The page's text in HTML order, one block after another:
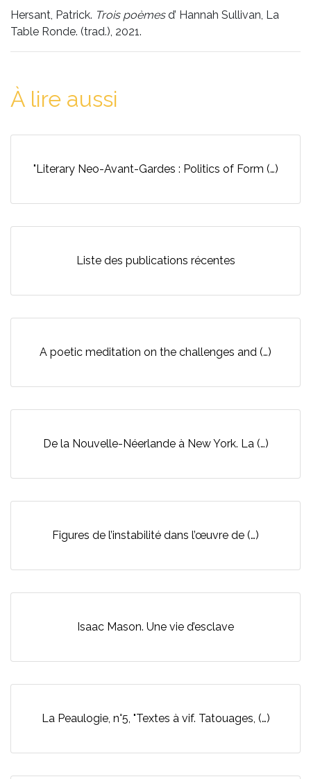
Hersant, Patrick. Trois poèmesd’ Hannah Sullivan, La
Table Ronde. (trad.), 2021.
À lire aussi
"Literary Neo-Avant-Gardes : Politics of Form (…)
Liste des publications récentes
A poetic meditation on the challenges and (…)
De la Nouvelle-Néerlande à New York. La (…)
Figures de l’instabilité dans l’œuvre de (…)
Isaac Mason. Une vie d’esclave
La Peaulogie, n°5, "Textes à vif. Tatouages, (…)